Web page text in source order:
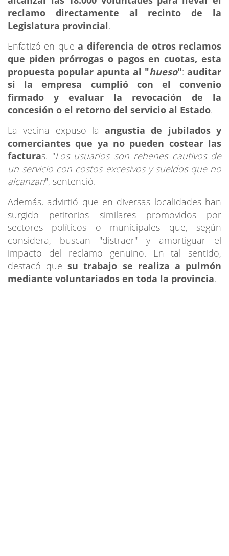
reclamo directamente al recinto de la
Legislatura provincial.
Enfatizó en quea diferencia de otros reclamos
que piden prórrogas o pagos en cuotas, esta
propuesta popular apunta al "hueso": auditar
si la empresa cumplió con el convenio
firmado y evaluar la revocación de la
concesión o el retorno del servicio al Estado.
La vecina expuso laangustia de jubilados y
comerciantes que ya no pueden costear las
facturas. "Los usuarios son rehenes cautivos de
un servicio con costos excesivos y sueldos que no
alcanzan", sentenció.
Además, advirtió que en diversas localidades han
surgido petitorios similares promovidos por
sectores políticos o municipales que, según
considera, buscan "distraer" y amortiguar el
impacto del reclamo genuino. En tal sentido,
destacó quesu trabajo se realiza a pulmón
mediante voluntariados en toda la provincia.